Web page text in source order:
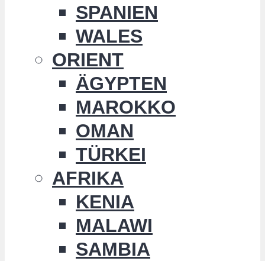
SPANIEN
WALES
ORIENT
ÄGYPTEN
MAROKKO
OMAN
TÜRKEI
AFRIKA
KENIA
MALAWI
SAMBIA